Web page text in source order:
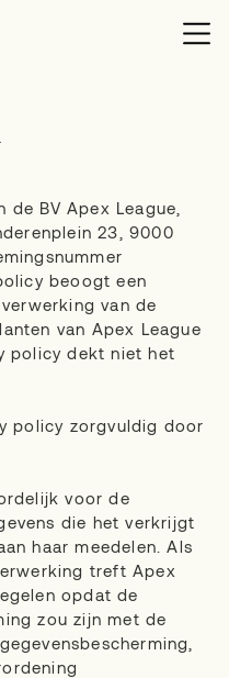
BV Apex League,
23, 9000
beoogt een
van de
van Apex League
policy dekt niet het
policy zorgvuldig door
voor de
die het verkrijgt
haar meedelen. Als
treft Apex
opdat de
zou zijn met de